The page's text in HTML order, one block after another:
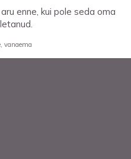
enne, kui pole seda oma
vanaema